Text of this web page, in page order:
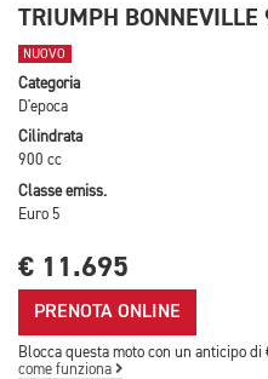
TRIUMPH
NUOVO
Categoria
D'epoca
Cilindrata
900 cc
Classe emiss.
Euro 5
€ 11.695
PRENOTA ONLINE
Blocca questa moto con un anticipo
come funziona